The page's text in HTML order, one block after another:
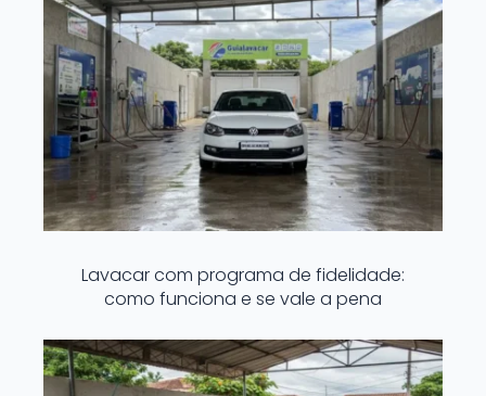
Lavacar com programa de fidelidade:
como funciona e se vale a pena